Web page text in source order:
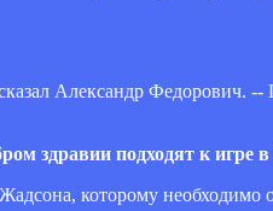
Александр Федорович.
здравии подходят к игре
которому необходимо